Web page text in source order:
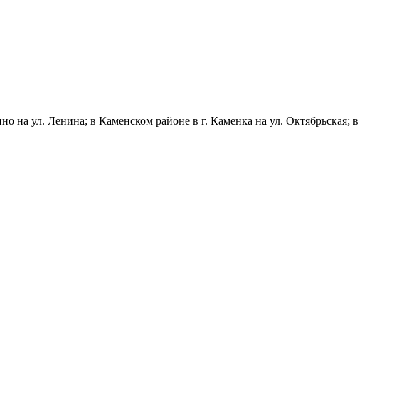
на ул. Ленина; в Каменском районе в г. Каменка на ул. Октябрьская; в